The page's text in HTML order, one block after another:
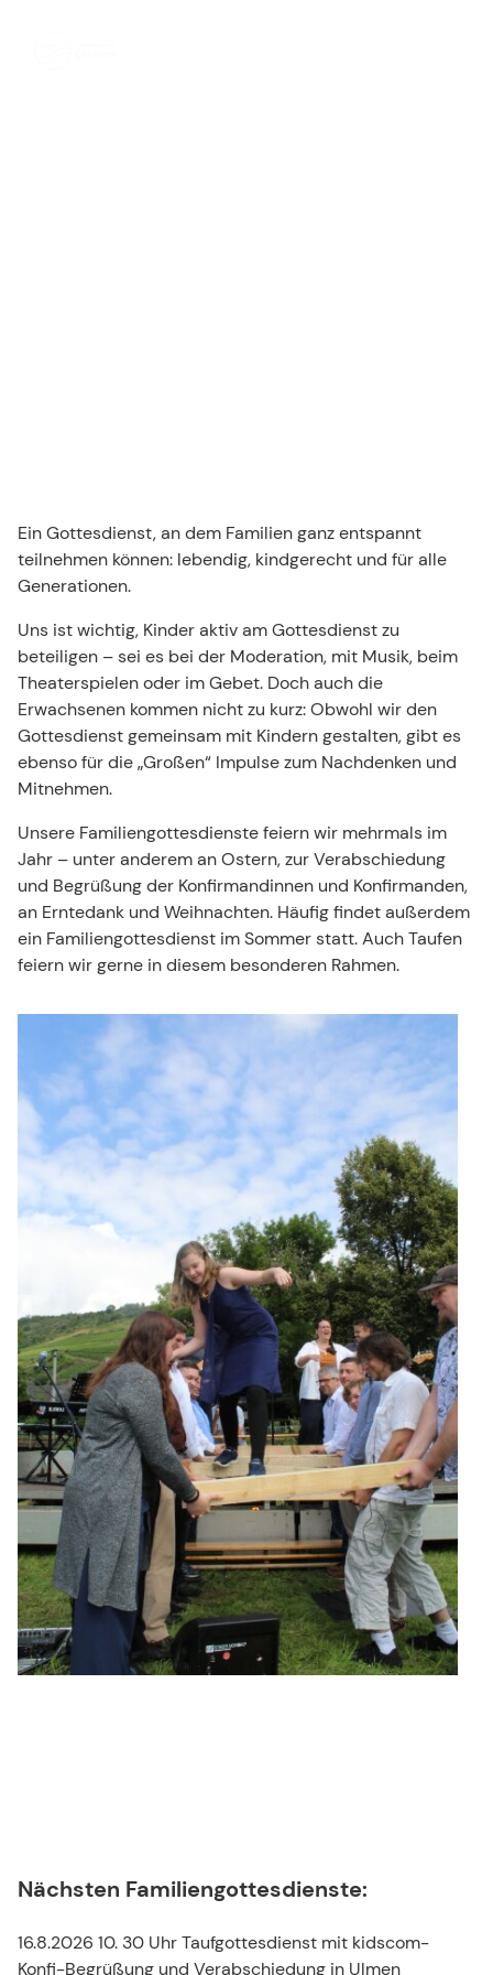
Ob Theaterstücke, Bewegungslieder oder andere
kreativen Ideen – der Familiengottesdienst wird nie
langweilig!
Ein Gottesdienst, an dem Familien ganz entspannt
teilnehmen können: lebendig, kindgerecht und für alle
Generationen.
Uns ist wichtig, Kinder aktiv am Gottesdienst zu
beteiligen – sei es bei der Moderation, mit Musik, beim
Theaterspielen oder im Gebet. Doch auch die
Erwachsenen kommen nicht zu kurz: Obwohl wir den
Gottesdienst gemeinsam mit Kindern gestalten, gibt es
ebenso für die „Großen“ Impulse zum Nachdenken und
Mitnehmen.
Unsere Familiengottesdienste feiern wir mehrmals im
Jahr – unter anderem an Ostern, zur Verabschiedung
und Begrüßung der Konfirmandinnen und Konfirmanden,
an Erntedank und Weihnachten. Häufig findet außerdem
ein Familiengottesdienst im Sommer statt. Auch Taufen
feiern wir gerne in diesem besonderen Rahmen.
Nächsten Familiengottesdienste:
16.8.2026 10. 30 Uhr Taufgottesdienst mit kidscom-
Konfi-Begrüßung und Verabschiedung in Ulmen